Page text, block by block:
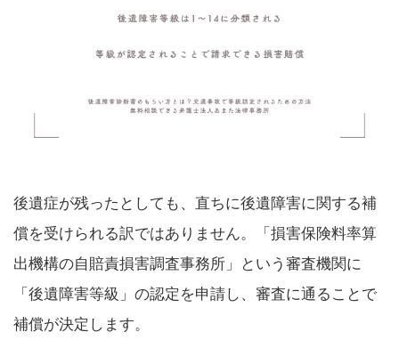
後遺症が残ったとしても、直ちに後遺障害に関する補
償を受けられる訳ではありません。「損害保険料率算
出機構の自賠責損害調査事務所」という審査機関に
「後遺障害等級」の認定を申請し、審査に通ることで
補償が決定します。